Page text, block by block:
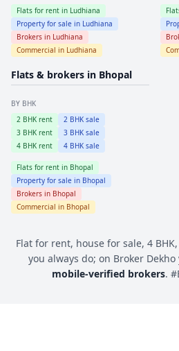
Flats for rent in Ludhiana
Property for sale in Ludhiana
Brokers in Ludhiana
Commercial in Ludhiana
Flats & brokers in Bhopal
BY BHK
2 BHK rent 2 BHK sale
3 BHK rent 3 BHK sale
4 BHK rent 4 BHK sale
Flats for rent in Bhopal
Property for sale in Bhopal
Brokers in Bhopal
Commercial in Bhopal
Flat for rent, house for sale, 4
you always do; on Broker
mobile-verified brokers.